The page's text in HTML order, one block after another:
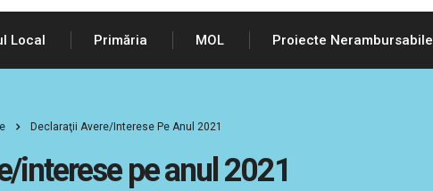
Local Primăria MOL Proiecte Nerambursabile
Declaraţii Avere/interese Pe Anul 2021
interese pe anul 2021